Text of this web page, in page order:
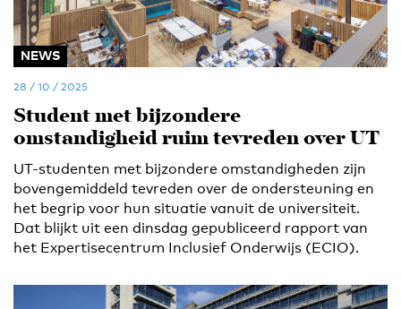
NEWS
28 / 10 / 2025
Student met bijzondere
omstandigheid ruim tevreden over UT
UT-studenten met bijzondere omstandigheden zijn
bovengemiddeld tevreden over de ondersteuning en
het begrip voor hun situatie vanuit de universiteit.
Dat blijkt uit een dinsdag gepubliceerd rapport van
het Expertisecentrum Inclusief Onderwijs (ECIO).